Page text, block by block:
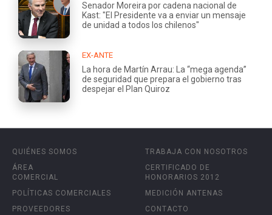
Senador Moreira por cadena nacional de
Kast: "El Presidente va a enviar un mensaje
de unidad a todos los chilenos"
EX-ANTE
La hora de Martín Arrau: La “mega agenda”
de seguridad que prepara el gobierno tras
despejar el Plan Quiroz
QUIÉNES SOMOS
ÁREA
COMERCIAL
POLÍTICAS COMERCIALES
PROVEEDORES
TRABAJA CON NOSOTROS
CERTIFICADO DE
HONORARIOS 2012
MEDICIÓN ANTENAS
CONTACTO